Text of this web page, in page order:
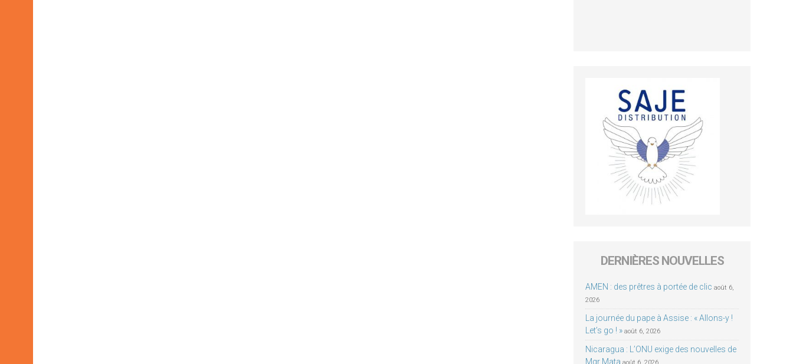
DERNIÈRES NOUVELLES
AMEN : des prêtres à portée de clic août 6,
2026
La journée du pape à Assise : « Allons-y !
Let’s go ! » août 6, 2026
Nicaragua : L’ONU exige des nouvelles de
Mgr Mata